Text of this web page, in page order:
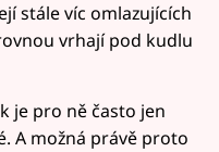
stále víc omlazujících
vrhají pod kudlu
je pro ně často jen
A možná právě proto